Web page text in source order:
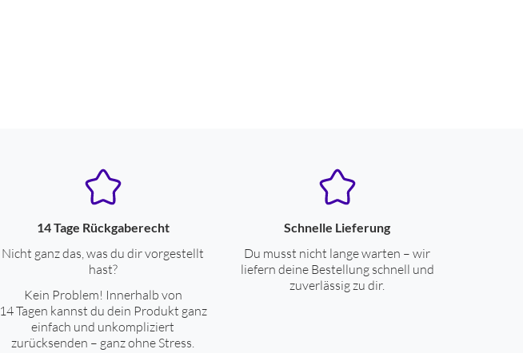
14 Tage Rückgaberecht
Nicht ganz das, was du dir vorgestellt
hast?
Kein Problem! Innerhalb von
14 Tagen kannst du dein Produkt ganz
einfach und unkompliziert
zurücksenden – ganz ohne Stress.
Schnelle Lieferung
Du musst nicht lange warten – wir
liefern deine Bestellung schnell und
zuverlässig zu dir.